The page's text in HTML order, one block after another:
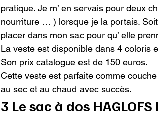
pratique. Je m’ en servais pour deux
nourriture … ) lorsque je la portais.
placer dans mon sac pour qu’ elle
La veste est disponible dans 4 coloris
Son prix catalogue est de 150 euros.
Cette veste est parfaite comme
au sec et au chaud avec succès.
3 Le sac à dos